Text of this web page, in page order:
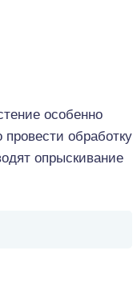
особенно
обработку
опрыскивание